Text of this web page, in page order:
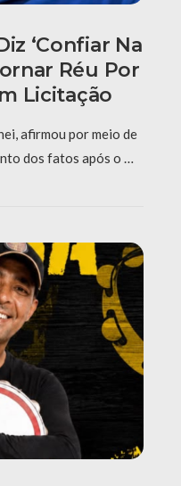
‘confiar Na
Réu Por
Licitação
afirmou por meio de
dos fatos após o …